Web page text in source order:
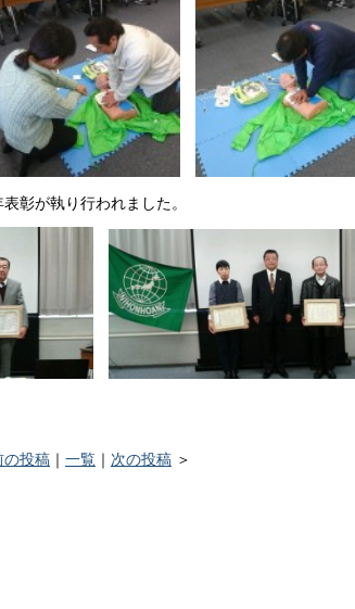
表彰が執り行われました。
の投稿 一覧 次の投稿 ＞